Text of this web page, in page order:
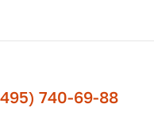
740-69-88